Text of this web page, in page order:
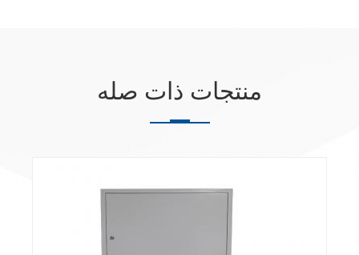
منتجات ذات صله